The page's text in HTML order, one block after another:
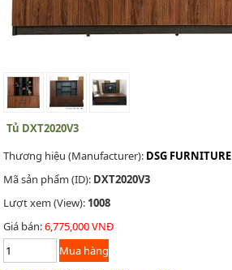
Tủ DXT2020V3
Thương hiệu (Manufacturer): DSG FURNITURE
Mã sản phẩm (ID): DXT2020V3
Lượt xem (View): 1008
Giá bán:6,775,000 VNĐ